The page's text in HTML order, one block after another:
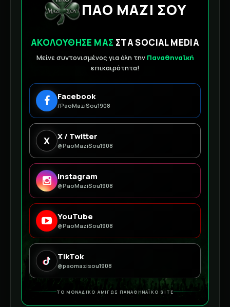
ΠΑΟ ΜΑΖΙ ΣΟΥ
ΑΚΟΛΟΥΘΗΣΕ ΜΑΣ ΣΤΑ SOCIAL MEDIA
Μείνε συντονισμένος για όλη την Παναθηναϊκή
επικαιρότητα!
Facebook
/PaoMaziSou1908
X X / Twitter
@PaoMaziSou1908
Instagram
@PaoMaziSou1908
YouTube
@PaoMaziSou1908
TikTok
@paomazisou1908
ΤΟ ΜΟΝΑΔΙΚΟ ΑΜΙΓΩΣ ΠΑΝΑΘΗΝΑΪΚΟ SITE